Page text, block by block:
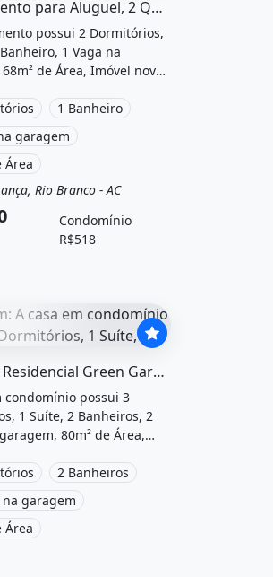
Apartamento para Aluguel, 2 Quartos, 1 Suíte, 1 Vaga, Hévea Vivence...
possui 2 Dormitórios,
1 Vaga na
de Área, Imóvel novo,
Varanda gourmet,
Salão de festas,
Playground,
lazer e está localizado
Rio Branco, Ac
por R$2.700 /Mês e
por R$518 /Mês.
1 Banheiro
garagem
Área
Apartamento
Rio Branco - AC
Condomínio
R$518
possui 3 dormitórios, 3 suítes, 2
Sobrado Residencial Green Garden Tipo 2
condomínio possui 3
1 Suíte, 2 Banheiros, 2
80m² de Área,
de festas e está
em Avenida Eugênio Beco
Branco, Ac à venda.
2 Banheiros
na garagem
Área